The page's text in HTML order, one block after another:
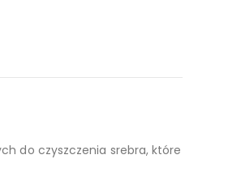
pudełko.
do czyszczenia srebra, które